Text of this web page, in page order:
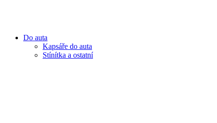
Do auta
Kapsáře do auta
Stínítka a ostatní